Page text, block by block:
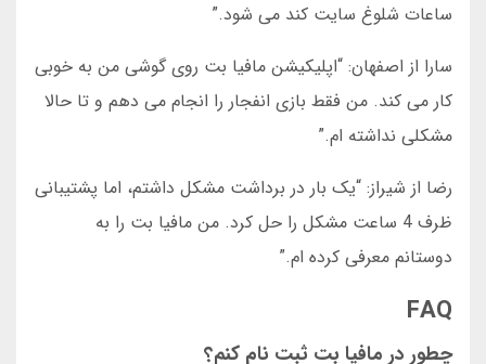
ساعات شلوغ سایت کند می شود.”
سارا از اصفهان: “اپلیکیشن مافیا بت روی گوشی من به خوبی
کار می کند. من فقط بازی انفجار را انجام می دهم و تا حالا
مشکلی نداشته ام.”
رضا از شیراز: “یک بار در برداشت مشکل داشتم، اما پشتیبانی
ظرف 4 ساعت مشکل را حل کرد. من مافیا بت را به
دوستانم معرفی کرده ام.”
FAQ
چطور در مافیا بت ثبت نام کنم؟